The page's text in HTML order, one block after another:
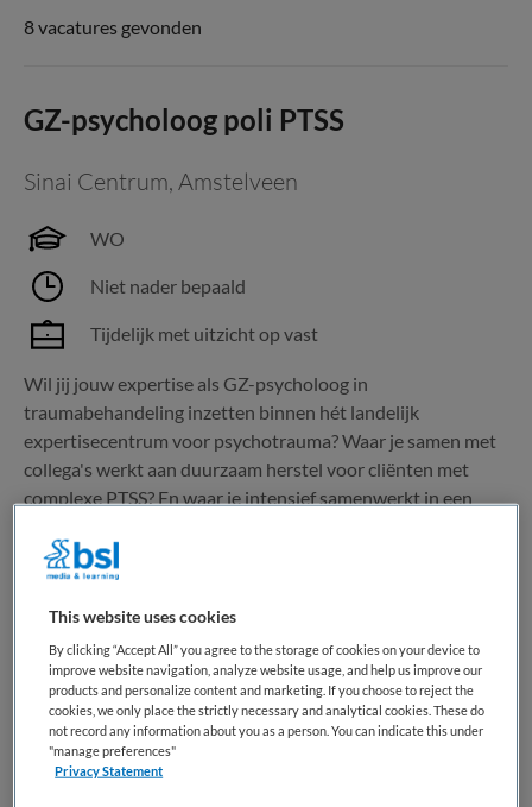
8 vacatures gevonden
GZ-psycholoog poli PTSS
Sinai Centrum, Amstelveen
WO
Niet nader bepaald
Tijdelijk met uitzicht op vast
Wil jij jouw expertise als GZ-psycholoog in
traumabehandeling inzetten binnen hét landelijk
expertisecentrum voor psychotrauma? Waar je samen met
collega's werkt aan duurzaam herstel voor cliënten met
complexe PTSS? En waar je intensief samenwerkt in een
GZ-psycholoog eetstoornissen
Novarum,Amstelveen
This website uses cookies
By clicking “Accept All” you agree to the storage of cookies on your device to
improve website navigation, analyze website usage, and help us improve our
products and personalize content and marketing. If you choose to reject the
cookies, we only place the strictly necessary and analytical cookies. These do
not record any information about you as a person. You can indicate this under
"manage preferences"
Privacy Statement